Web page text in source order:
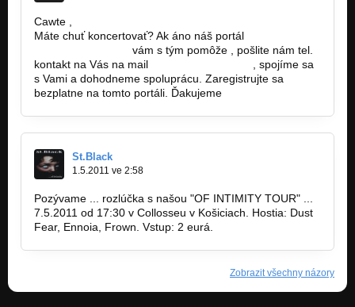
Cawte ,
Máte chuť koncertovať? Ak áno náš portál
vám s tým pomôže , pošlite nám tel.
kontakt na Vás na mail
, spojíme sa
s Vami a dohodneme spoluprácu. Zaregistrujte sa
bezplatne na tomto portáli. Ďakujeme
St.Black
1.5.2011 ve 2:58
Pozývame ... rozlúčka s našou "OF INTIMITY TOUR" ...
7.5.2011 od 17:30 v Collosseu v Košiciach. Hostia: Dust
Fear, Ennoia, Frown. Vstup: 2 eurá.
Zobrazit všechny názory